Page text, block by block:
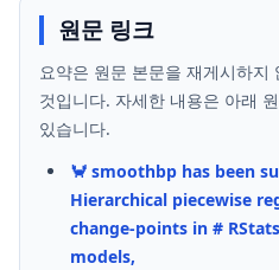
원문 링크
요약은 원문 본문을 재게시하지
것입니다. 자세한 내용은 아래
있습니다.
🦀 smoothbp has been
Hierarchical piecewise
change-points in #
models,